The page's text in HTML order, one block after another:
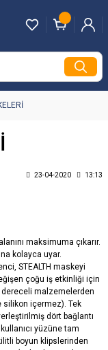
23-04-2020 13:13
maksimuma çıkarır.
kolayca uyar.
STEALTH maskeyi
çoğu iş etkinliği için
malzemelerden
silikon içermez). Tek
dört bağlantı
yüzüne tam
boyun klipslerinden